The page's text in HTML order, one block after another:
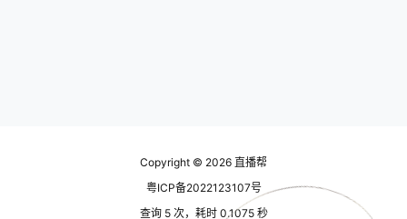
Copyright © 2026 直播帮
粤ICP备2022123107号
查询 5 次，耗时 0.1075 秒